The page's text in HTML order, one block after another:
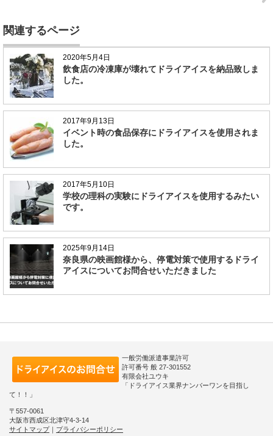
関連するページ
2020年5月4日
飲食店の冷凍庫が壊れてドライアイスを納品致しま
した。
2017年9月13日
イベント時の食品保存にドライアイスを使用されま
した。
2017年5月10日
学校の理科の実験にドライアイスを使用するみたい
です。
2025年9月14日
奈良県の映画館様から、停電対策で使用するドライ
アイスについてお問合せいただきました
一般労働派遣事業許可
許可番号 般 27-301552
有限会社ユウキ
「ドライアイス業界ナンバーワンを目指し
て！！」
〒557-0061
大阪市西成区北津守4-3-14
サイトマップ｜ プライバシーポリシー